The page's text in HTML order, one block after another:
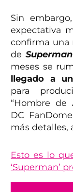
Sin
expectativa
confirma una
deSuperman
meses se
llegado a
para
“Hombre de
DC
más detalles,
Esto es lo
‘Superman’